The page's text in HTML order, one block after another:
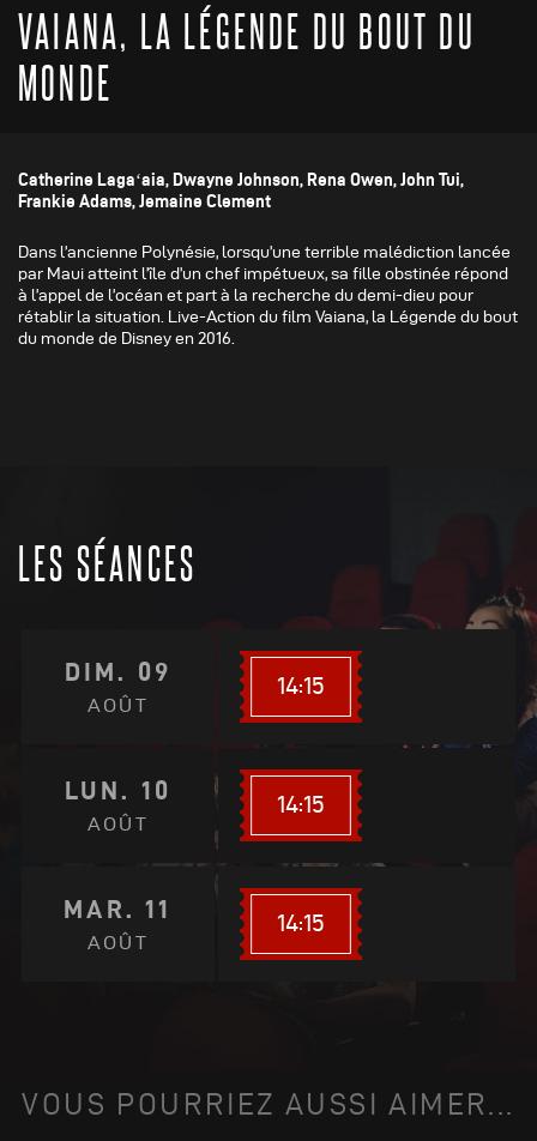
VAIANA, LA LÉGENDE DU BOUT DU
MONDE
Catherine Lagaʻaia, Dwayne Johnson, Rena Owen, John Tui,
Frankie Adams, Jemaine Clement
Dans l’ancienne Polynésie, lorsqu’une terrible malédiction lancée
par Maui atteint l’île d’un chef impétueux, sa fille obstinée répond
à l’appel de l’océan et part à la recherche du demi-dieu pour
rétablir la situation. Live-Action du film Vaiana, la Légende du bout
du monde de Disney en 2016.
LES SÉANCES
DIM. 09
AOÛT
14:15
LUN. 10
AOÛT
14:15
MAR. 11
AOÛT
14:15
VOUS POURRIEZ AUSSI AIMER...